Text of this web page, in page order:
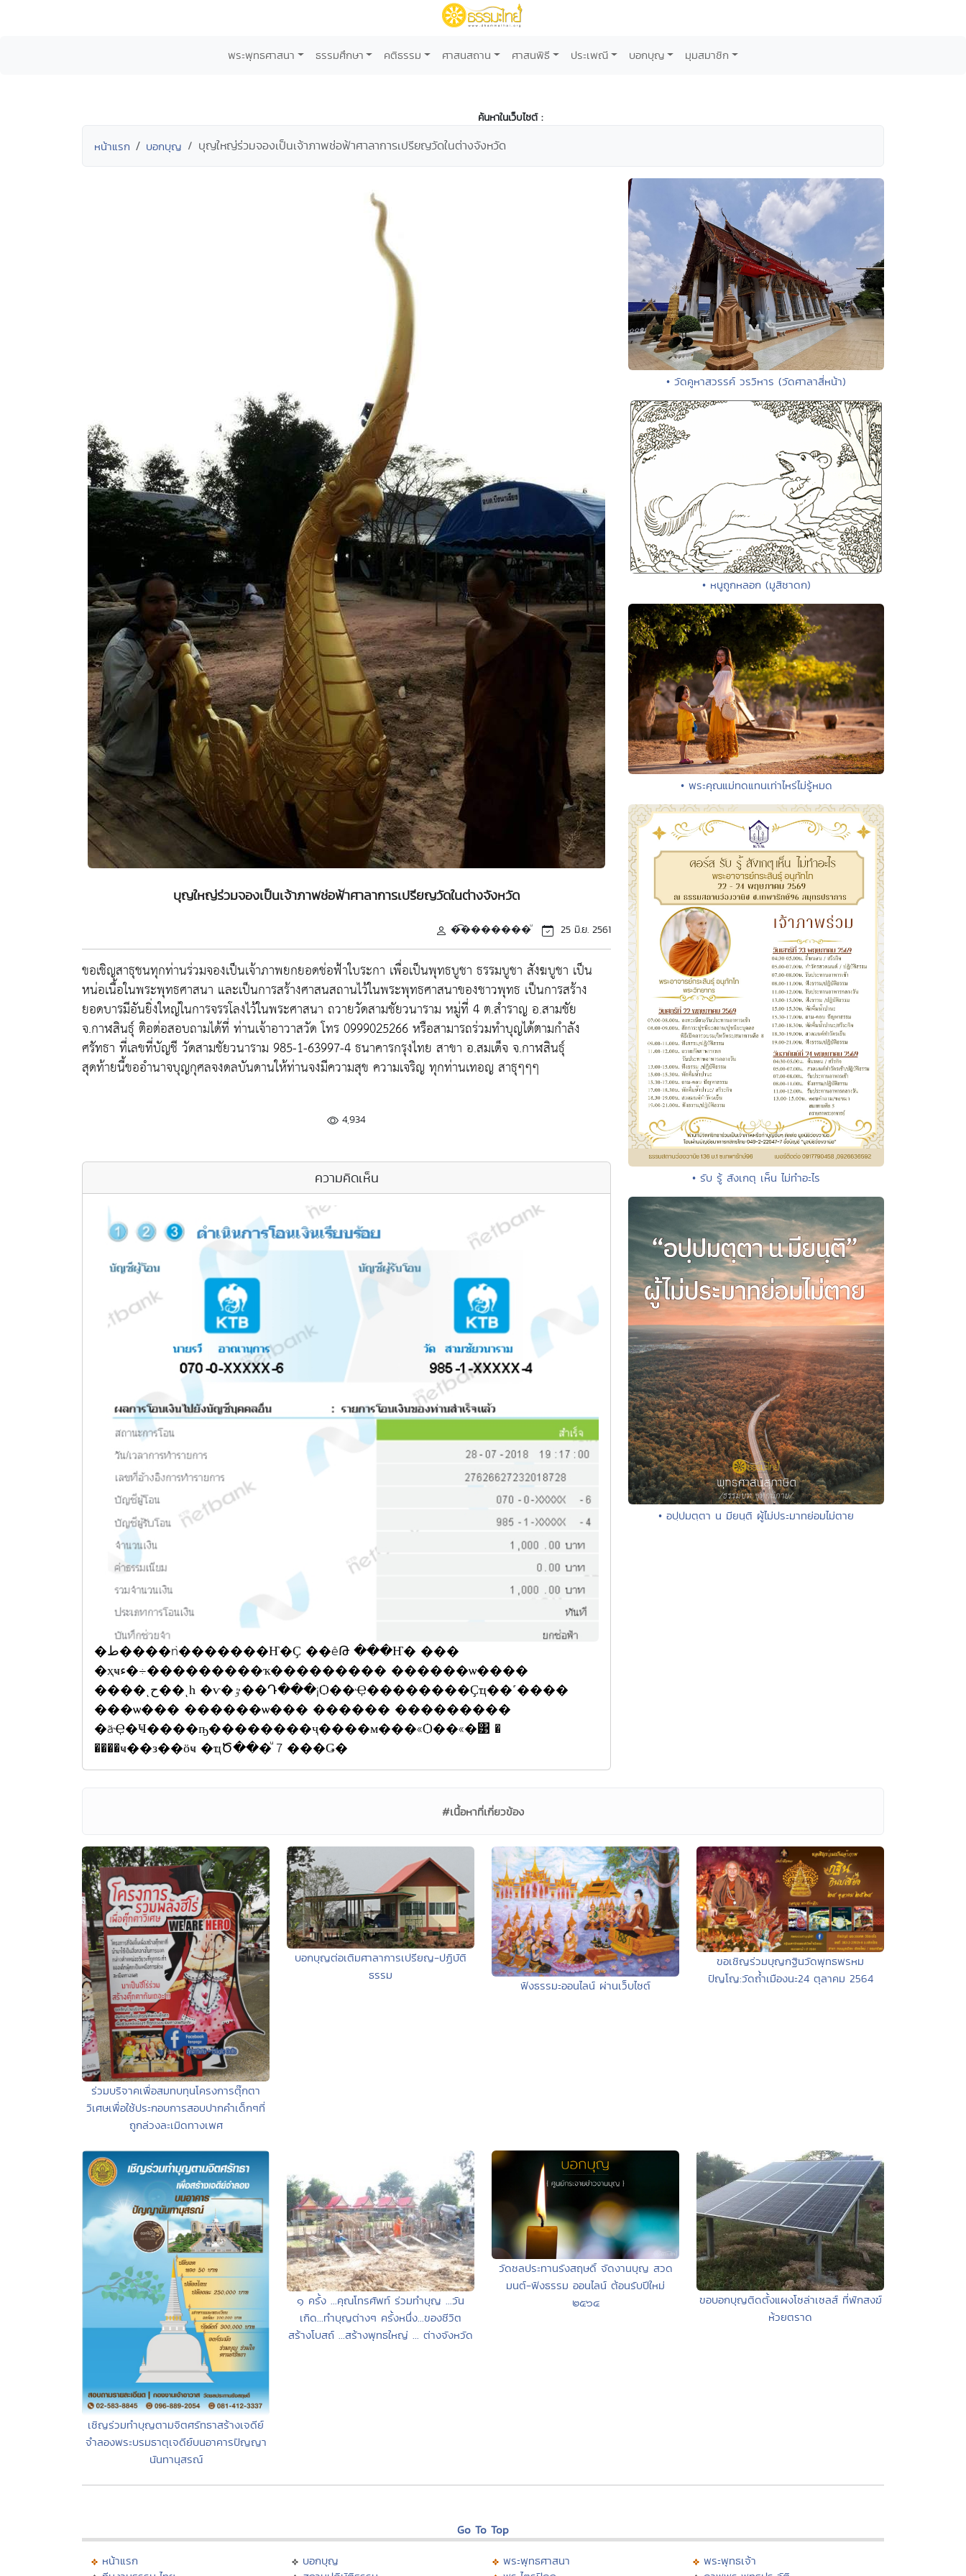
พระพุทธศาสนา ธรรมศึกษา คติธรรม ศาสนสถาน ศาสนพิธี ประเพณี บอกบุญ มุมสมาชิก
ค้นหาในเว็บไซต์ :
หน้าแรก บอกบุญ บุญใหญ่ร่วมจองเป็นเจ้าภาพช่อฟ้าศาลาการเปรียญวัดในต่างจังหวัด
บุญใหญ่ร่วมจองเป็นเจ้าภาพช่อฟ้าศาลาการเปรียญวัดในต่างจังหวัด
�͡�������ͧ 25 มิ.ย. 2561
ขอเชิญสาธุชนทุกท่านร่วมจองเป็นเจ้าภาพยกยอดช่อฟ้าใบระกา เพื่อเป็นพุทธบูชา ธรรมบูชา สังฆบูชา เป็น
หน่อเนื้อในพระพุทธศาสนา และเป็นการสร้างศาสนสถานไว้ในพระพุทธศาสนาของชาวพุทธ เป็นการสร้าง
ยอดบารมีอันยิ่งใหญ่ในการจรรโลงไว้ในพระศาสนา ถวายวัดสามชัยวนาราม หมู่ที่ 4 ต.สำราญ อ.สามชัย
จ.กาฬสินธุ์ ติอต่อสอบถามได้ที่ ท่านเจ้าอาวาสวัด โทร 0999025266 หรือสามารถร่วมทำบุญได้ตามกำลัง
ศรัทธา ที่เลขที่บัญชี วัดสามชัยวนาราม 985-1-63997-4 ธนาคารกรุงไทย สาขา อ.สมเด็จ จ.กาฬสินธุ์
สุดท้ายนี้ขออำนาจบุญกุศลจงดลบันดานให้ท่านจงมีความสุข ความเจริญ ทุกท่านเทอญ สาธุๆๆๆ
4,934
ความคิดเห็น
�ط����ǹ�������Ҥ�Ҫ ��êԹ ���Ҥ� ���
�ҳҹء�÷���������ҡ��������� ������ѡ����
����ͺح��ͺһ �ѵ�ٷ��Դ���¡Ѻ��Ҿ��������Ҫҵ��˹����
���ѡ��� ������ѡ��� ������ ���������
�äҾ�Ҹ����ҧ��������ҷ����м���«Ѻ��«�͹ �
����ҹ��з��ӧҹ �ҵԾ���ͧ 7 ���Ǥ�
• วัดคูหาสวรรค์ วรวิหาร (วัดศาลาสี่หน้า)
• หนูถูกหลอก (มูสิชาดก)
• พระคุณแม่ทดแทนเท่าไหร่ไม่รู้หมด
• รับ รู้ สังเกตุ เห็น ไม่ทำอะไร
• อปฺปมตฺตา น มียนฺติ ผู้ไม่ประมาทย่อมไม่ตาย
#เนื้อหาที่เกี่ยวข้อง
ร่วมบริจาคเพื่อสมทบทุนโครงการตุ๊กตา
วิเศษเพื่อใช้ประกอบการสอบปากคำเด็กๆที่
ถูกล่วงละเมิดทางเพศ
บอกบุญต่อเติมศาลาการเปรียญ-ปฏิบัติ
ธรรม
ฟังธรรมะออนไลน์ ผ่านเว็บไซต์
ขอเชิญร่วมบุญกฐินวัดพุทธพรหม
ปัญโญ:วัดถ้ำเมืองนะ24 ตุลาคม 2564
เชิญร่วมทำบุญตามจิตศรัทธาสร้างเจดีย์
จำลองพระบรมธาตุเจดีย์บนอาคารปัญญา
นันทานุสรณ์
๑ ครั้ง ...คุณโทรศัพท์ ร่วมทำบุญ ...วัน
เกิด...ทำบุญต่างๆ ครั้งหนึ่ง...ของชีวิต
สร้างโบสถ์ ...สร้างพุทธใหญ่ ... ต่างจังหวัด
วัดชลประทานรังสฤษดิ์ จัดงานบุญ สวด
มนต์-ฟังธรรม ออนไลน์ ต้อนรับปีใหม่
๒๕๖๔
ขอบอกบุญติดตั้งแผงโซล่าเซลส์ ที่พักสงฆ์
ห้วยตราด
Go To Top
หน้าแรก
บอกบุญ
พระพุทธศาสนา
พระพุทธเจ้า